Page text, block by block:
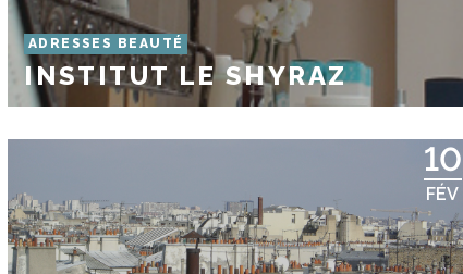
ADRESSES BEAUTÉ
INSTITUT LE SHYRAZ
10
FÉV